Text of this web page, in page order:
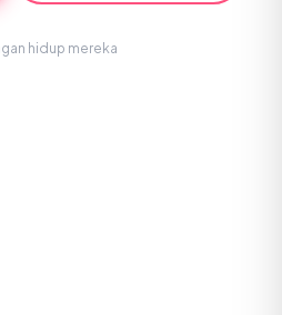
hidup mereka